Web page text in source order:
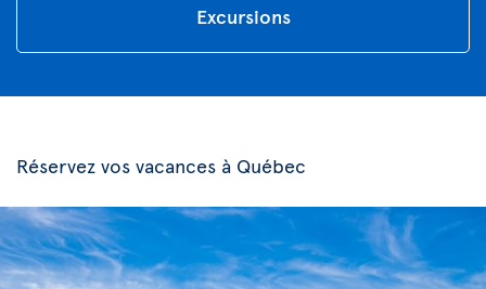
Excursions
Réservez vos vacances à Québec